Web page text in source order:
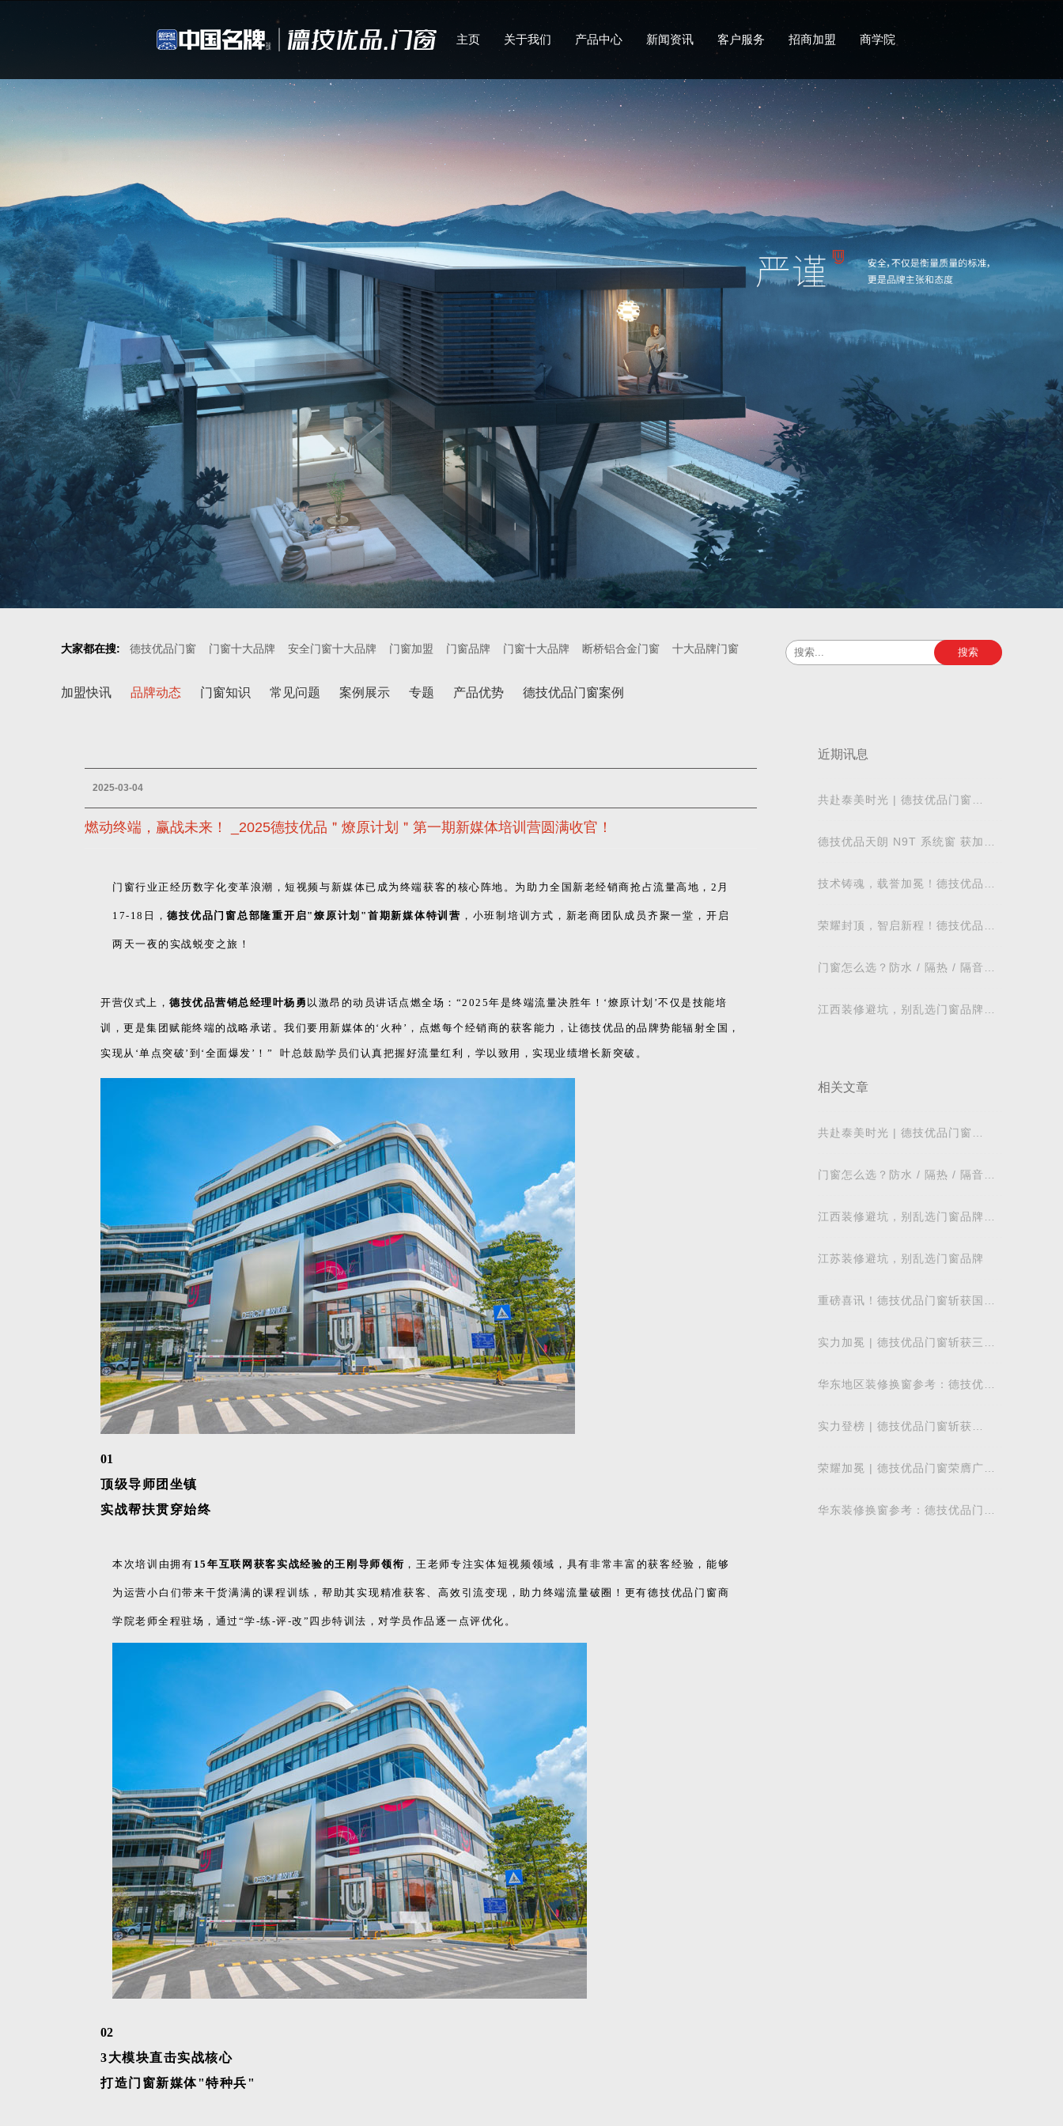
主页 关于我们 产品中心 新闻资讯 客户服务 招商加盟 商学院
大家都在搜: 德技优品门窗 门窗十大品牌 安全门窗十大品牌 门窗加盟 门窗品牌 门窗十大品牌 断桥铝合金门窗 十大品牌门窗 搜索
加盟快讯 品牌动态 门窗知识 常见问题 案例展示 专题 产品优势 德技优品门窗案例
2025-03-04
燃动终端，赢战未来！ _2025德技优品＂燎原计划＂第一期新媒体培训营圆满收官！
门窗行业正经历数字化变革浪潮，短视频与新媒体已成为终端获客的核心阵地。为助力全国新老经销商抢占流量高地，2月
17-18日，德技优品门窗总部 隆重开启"燎原计划"首期新媒体特训营 ，小班制培训方式，新老商团队成员齐聚一堂，开启
两天一夜的实战蜕变之旅！
开营仪式上， 德技优品营销总经理叶杨勇 以激昂的动员讲话点燃全场：“2025年是终端流量决胜年！‘燎原计划’不仅是技能培
训，更是集团赋能终端的战略承诺。我们要用新媒体的‘火种’，点燃每个经销商的获客能力，让德技优品的品牌势能辐射全国，
实现从‘单点突破’到‘全面爆发’！” 叶总鼓励学员们认真把握好流量红利，学以致用，实现业绩增长新突破。
01
顶级导师团坐镇
实战帮扶贯穿始终
本次培训由拥有 15年互联网获客实战经验的王刚导师领衔 ， 王老师专注实体短视频领域，具有非常丰富的获客经验，能够
为运营小白们带来干货满满的课程训练，帮助其实现精准获客、高效引流变现，助力终端流量破圈！ 更有德技优品门窗商
学院老师全程驻场，通过“学-练-评-改”四步特训法，对学员作品逐一点评优化。
02
3大模块直击实战核心
打造门窗新媒体"特种兵"
近期讯息
共赴泰美时光 | 德技优品门窗
德技优品天朗 N9T 系统窗 获加拿
技术铸魂，载誉加冕！德技优品门
荣耀封顶，智启新程！德技优品门
标杆
门窗怎么选？防水 / 隔热 / 隔音需
业
江西装修避坑，别乱选门窗品牌，
相关文章
共赴泰美时光 | 德技优品门窗
门窗怎么选？防水 / 隔热 / 隔音需
业
江西装修避坑，别乱选门窗品牌，
江苏装修避坑，别乱选门窗品牌
重磅喜讯！德技优品门窗斩获国际
实力加冕 | 德技优品门窗斩获三项
质量发展
华东地区装修换窗参考：德技优品
实力登榜 | 德技优品门窗斩获
以中国智造赋
荣耀加冕 | 德技优品门窗荣膺广东
少军董事
华东装修换窗参考：德技优品门窗